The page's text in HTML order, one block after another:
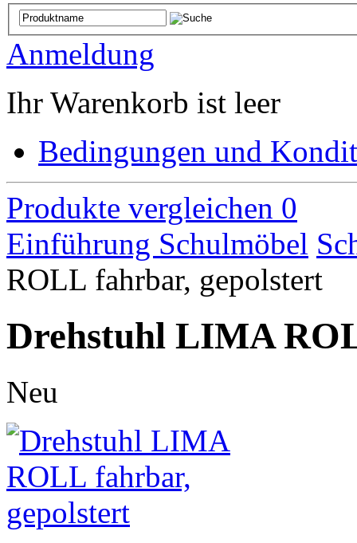
Anmeldung
Ihr Warenkorb ist leer
Bedingungen und
Produkte vergleichen 0
Einführung Schulmöbel
ROLL fahrbar, gepolstert
Drehstuhl LIMA
Neu